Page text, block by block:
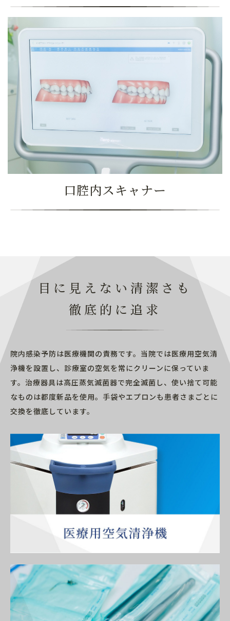
口腔内スキャナー
目に見えない清潔さも
徹底的に追求
院内感染予防は医療機関の責務です。当院では医療用空気清
浄機を設置し、診療室の空気を常にクリーンに保っていま
す。治療器具は高圧蒸気滅菌器で完全滅菌し、使い捨て可能
なものは都度新品を使用。手袋やエプロンも患者さまごとに
交換を徹底しています。